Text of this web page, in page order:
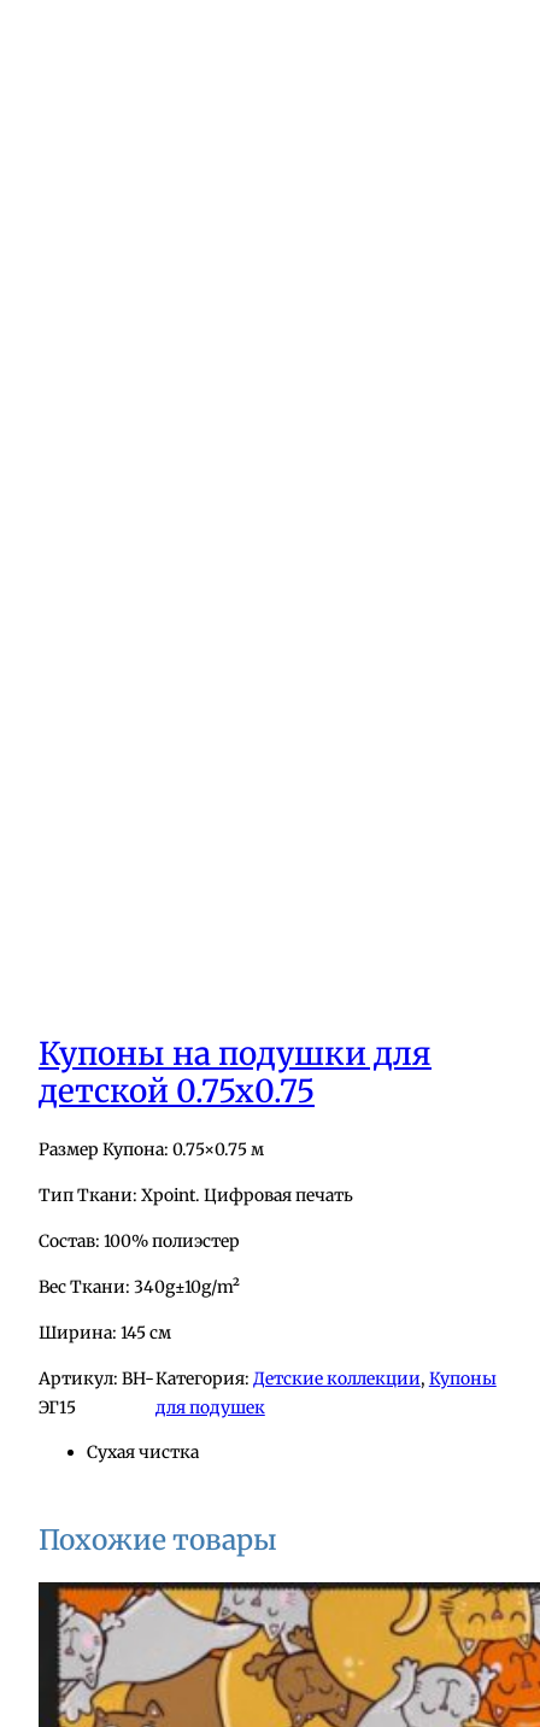
Купоны на подушки для
детской 0.75х0.75
Размер Купона: 0.75×0.75 м
Тип Ткани: Xpoint. Цифровая печать
Состав: 100% полиэстер
Вес Ткани: 340g±10g/m²
Ширина: 145 см
Артикул: BH-
ЭГ15
Категория: Детские коллекции, Купоны
для подушек
Сухая чистка
Похожие товары